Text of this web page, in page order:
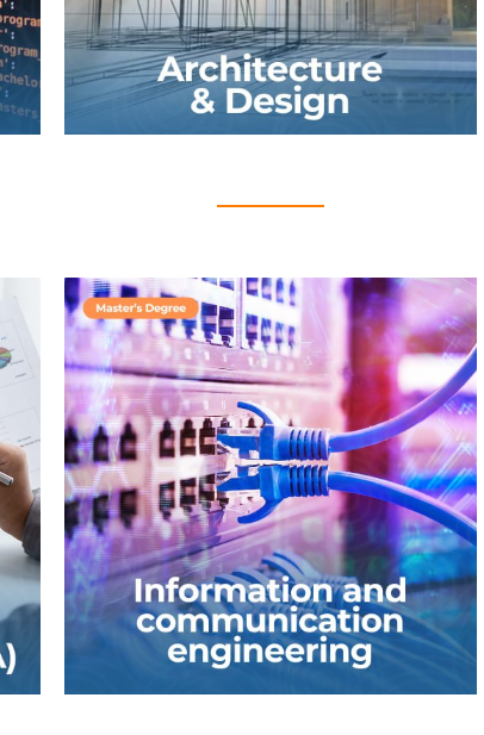
BATAFSIL
Dastur har qanday zamonaviy aloqa
tizimini loyihalash va boshqarishni,
jumladan sun’iy yo‘ldosh va radio
aloqalari, optik tolali tarmoqlar,
kompyuter tarmoqlari, simsiz tarmoqlar
va ma’lumotlarni qayta ishlash: signallar,
tasvirlar va videolarni o‘rganish uchun
fanlararo yondashuvni qamrab oladi.
BATAFSIL